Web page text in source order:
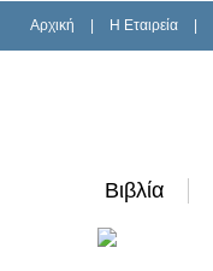
Αρχική H Εταιρεία
Βιβλία